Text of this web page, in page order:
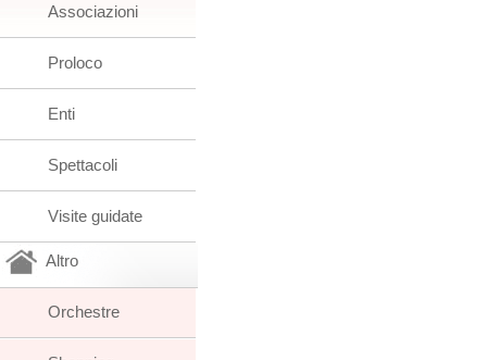
Associazioni
Proloco
Enti
Spettacoli
Visite guidate
Altro
Orchestre